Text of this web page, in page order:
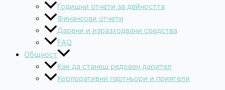
Годишни отчети за дейността
Финансови отчети
Дарени и изразходвани средства
FAQ
Общност
Как да станеш редовен дарител
Корпоративни партньори и приятели